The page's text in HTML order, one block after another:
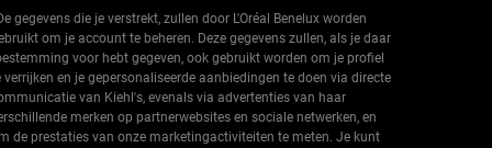
gegevens die je verstrekt, zullen door L'Oréal Benelux worden
om je account te beheren. Deze gegevens zullen, als je daar
voor hebt gegeven, ook gebruikt worden om je profiel
verrijken en je gepersonaliseerde aanbiedingen te doen via directe
van Kiehl's, evenals via advertenties van haar
merken op partnerwebsites en sociale netwerken, en
de prestaties van onze marketingactiviteiten te meten. Je kunt